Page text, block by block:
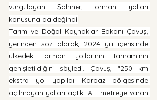
vurgulayan Şahiner, orman yolları
konusuna da değindi.
Tarım ve Doğal Kaynaklar Bakanı Çavuş,
yerinden söz alarak, 2024 yılı içerisinde
ülkedeki orman yollarının tamamının
genişletildiğini söyledi. Çavuş, “250 km
ekstra yol yapıldı. Karpaz bölgesinde
açılmayan yolları açtık. Altı metreye varan